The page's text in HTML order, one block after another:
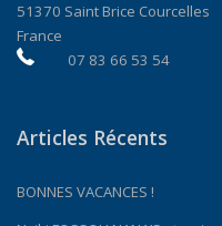
51370 Saint Brice Courcelles
France
07 83 66 53 54
Articles Récents
BONNES VACANCES !